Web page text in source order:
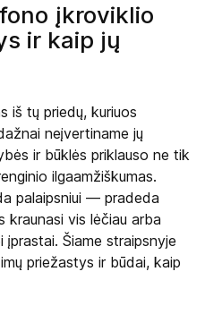
įkroviklio
ir kaip jų
iš tų priedų, kuriuos
neįvertiname jų
ir būklės priklauso ne tik
ilgaamžiškumas.
palaipsniui — pradeda
kraunasi vis lėčiau arba
Šiame straipsnyje
priežastys ir būdai, kaip